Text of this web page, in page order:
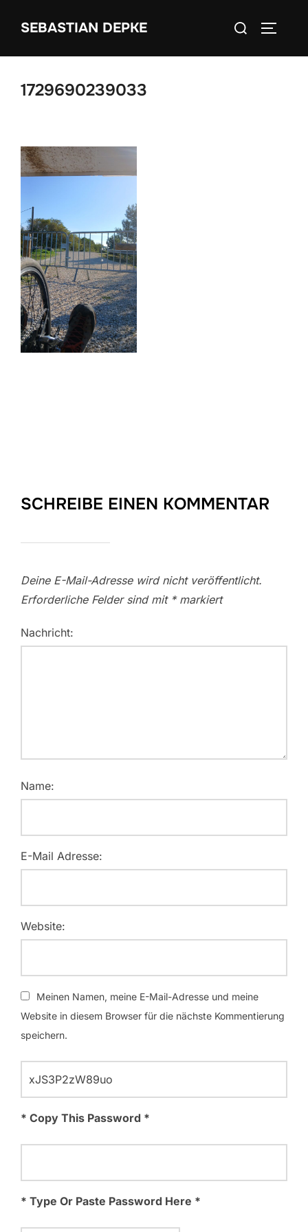
InhaltSEBASTIAN DEPKE
Suchen
1729690239033
SCHREIBE EINEN KOMMENTAR
Deine E-Mail-Adresse wird nicht veröffentlicht.
Erforderliche Felder sind mit *markiert
Nachricht:
Name:
E-Mail Adresse:
Website:
Meinen Namen, meine E-Mail-Adresse und meine
Website in diesem Browser für die nächste Kommentierung
speichern.
* Copy This Password *
* Type Or Paste Password Here *